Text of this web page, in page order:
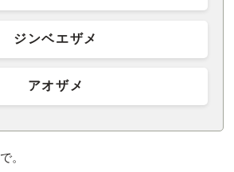
ジンベエザメ
アオザメ
。